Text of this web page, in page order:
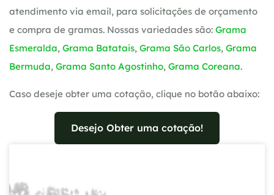
atendimento via email, para solicitações de orçamento
e compra de gramas. Nossas variedades são: Grama
Esmeralda, Grama Batatais, Grama São Carlos, Grama
Bermuda, Grama Santo Agostinho, Grama Coreana.
Caso deseje obter uma cotação, clique no botão abaixo:
Desejo Obter uma cotação!